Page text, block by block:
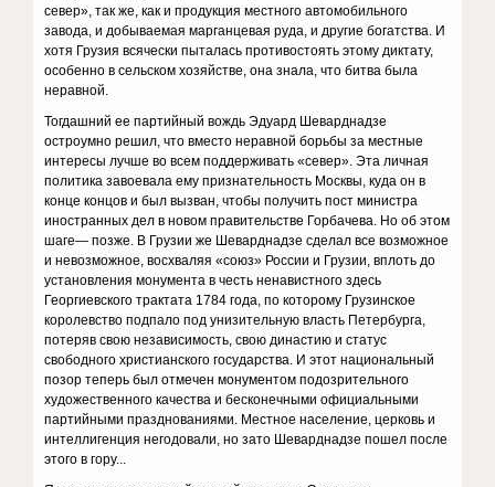
север», так же, как и продукция местного автомобильного
завода, и добываемая марганцевая руда, и другие богатства. И
хотя Грузия всячески пыталась противостоять этому диктату,
особенно в сельском хозяйстве, она знала, что битва была
неравной.
Тогдашний ее партийный вождь Эдуард Шеварднадзе
остроумно решил, что вместо неравной борьбы за местные
интересы лучше во всем поддерживать «север». Эта личная
политика завоевала ему признательность Москвы, куда он в
конце концов и был вызван, чтобы получить пост министра
иностранных дел в новом правительстве Горбачева. Но об этом
шаге— позже. В Грузии же Шеварднадзе сделал все возможное
и невозможное, восхваляя «союз» России и Грузии, вплоть до
установления монумента в честь ненавистного здесь
Георгиевского трактата 1784 года, по которому Грузинское
королевство подпало под унизительную власть Петербурга,
потеряв свою независимость, свою династию и статус
свободного христианского государства. И этот национальный
позор теперь был отмечен монументом подозрительного
художественного качества и бесконечными официальными
партийными празднованиями. Местное население, церковь и
интеллигенция негодовали, но зато Шеварднадзе пошел после
этого в гору...